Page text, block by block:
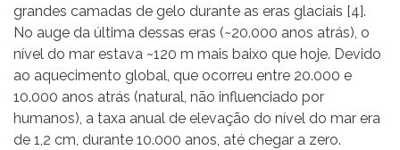
grandes camadas de gelo durante as eras glaciais [4].
No auge da última dessas eras (~20.000 anos atrás), o
nível do mar estava ~120 m mais baixo que hoje. Devido
ao aquecimento global, que ocorreu entre 20.000 e
10.000 anos atrás (natural, não influenciado por
humanos), a taxa anual de elevação do nível do mar era
de 1,2 cm, durante 10.000 anos, até chegar a zero.